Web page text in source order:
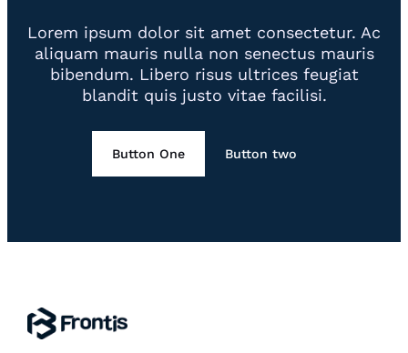
Lorem ipsum dolor sit amet consectetur. Ac
aliquam mauris nulla non senectus mauris
bibendum. Libero risus ultrices feugiat
blandit quis justo vitae facilisi.
Button One Button two